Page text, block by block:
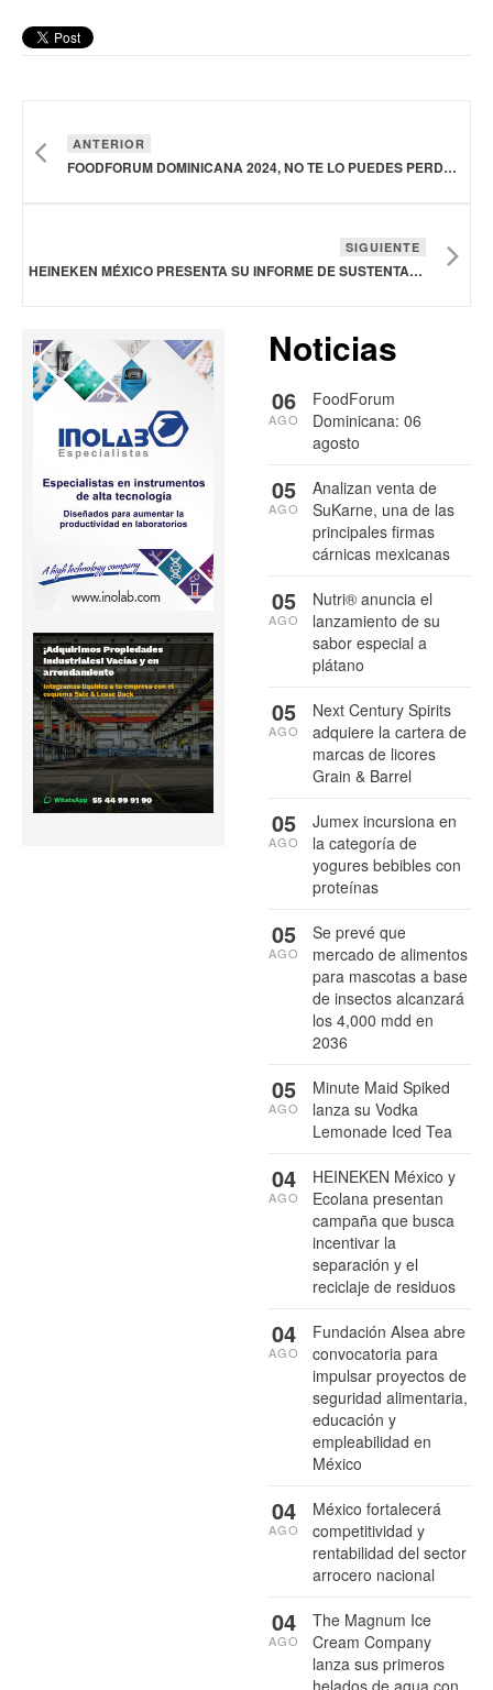
ANTERIOR
FOODFORUM DOMINICANA 2024, NO TE LO PUEDES PERDER!
SIGUIENTE
HEINEKEN MÉXICO PRESENTA SU INFORME DE SUSTENTABILIDAD 2023
Noticias
FoodForum
Dominicana: 06
agosto
06
AGO
Analizan venta de
SuKarne, una de las
principales firmas
cárnicas mexicanas
05
AGO
Nutri® anuncia el
lanzamiento de su
sabor especial a
plátano
05
AGO
Next Century Spirits
adquiere la cartera de
marcas de licores
Grain & Barrel
05
AGO
Jumex incursiona en
la categoría de
yogures bebibles con
proteínas
05
AGO
Se prevé que
mercado de alimentos
para mascotas a base
de insectos alcanzará
los 4,000 mdd en
2036
05
AGO
Minute Maid Spiked
lanza su Vodka
Lemonade Iced Tea
05
AGO
HEINEKEN México y
Ecolana presentan
campaña que busca
incentivar la
separación y el
reciclaje de residuos
04
AGO
Fundación Alsea abre
convocatoria para
impulsar proyectos de
seguridad alimentaria,
educación y
empleabilidad en
México
04
AGO
México fortalecerá
competitividad y
rentabilidad del sector
arrocero nacional
04
AGO
The Magnum Ice
Cream Company
lanza sus primeros
04
AGO